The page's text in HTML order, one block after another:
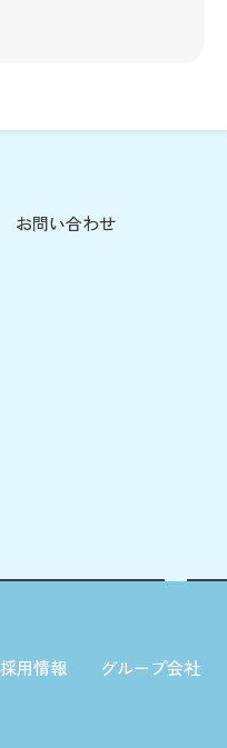
お問い合わせ
採用情報
グループ会社